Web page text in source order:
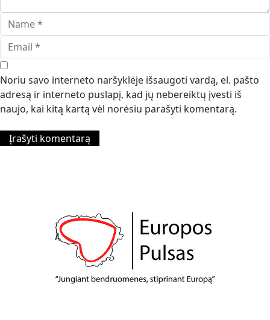
Noriu savo interneto naršyklėje išsaugoti vardą, el. pašto
adresą ir interneto puslapį, kad jų nebereiktų įvesti iš
naujo, kai kitą kartą vėl norėsiu parašyti komentarą.